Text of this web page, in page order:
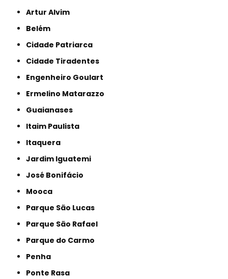
Artur Alvim
Belém
Cidade Patriarca
Cidade Tiradentes
Engenheiro Goulart
Ermelino Matarazzo
Guaianases
Itaim Paulista
Itaquera
Jardim Iguatemi
José Bonifácio
Mooca
Parque São Lucas
Parque São Rafael
Parque do Carmo
Penha
Ponte Rasa